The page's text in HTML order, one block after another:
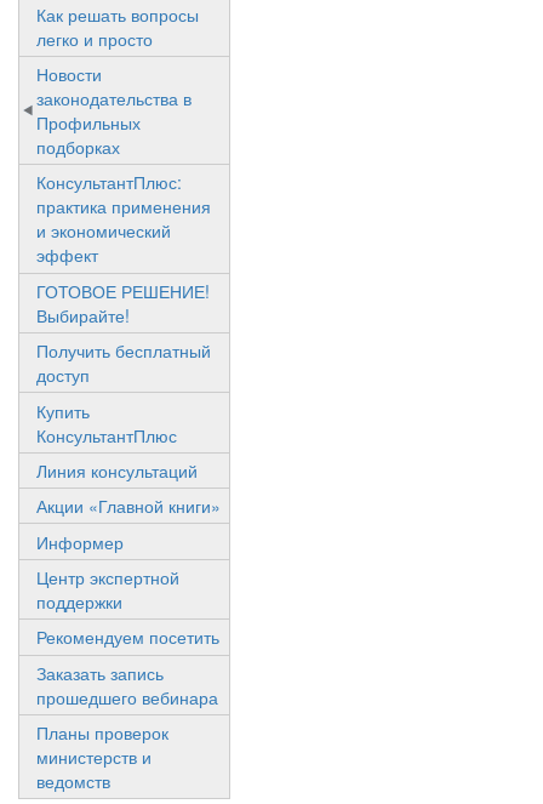
Как решать вопросы
легко и просто
Новости
законодательства в
Профильных
подборках
КонсультантПлюс:
практика применения
и экономический
эффект
ГОТОВОЕ РЕШЕНИЕ!
Выбирайте!
Получить бесплатный
доступ
Купить
КонсультантПлюс
Линия консультаций
Акции «Главной книги»
Информер
Центр экспертной
поддержки
Рекомендуем посетить
Заказать запись
прошедшего вебинара
Планы проверок
министерств и
ведомств